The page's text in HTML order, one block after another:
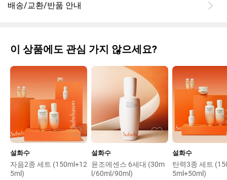
배송/교환/반품 안내
이 상품에도 관심 가지 않으세요?
설화수
자음2종 세트 (150ml+12
5ml)
설화수
윤조에센스 6세대 (30m
l/60ml/90ml)
설화수
탄력3종 세트
5ml+50ml)